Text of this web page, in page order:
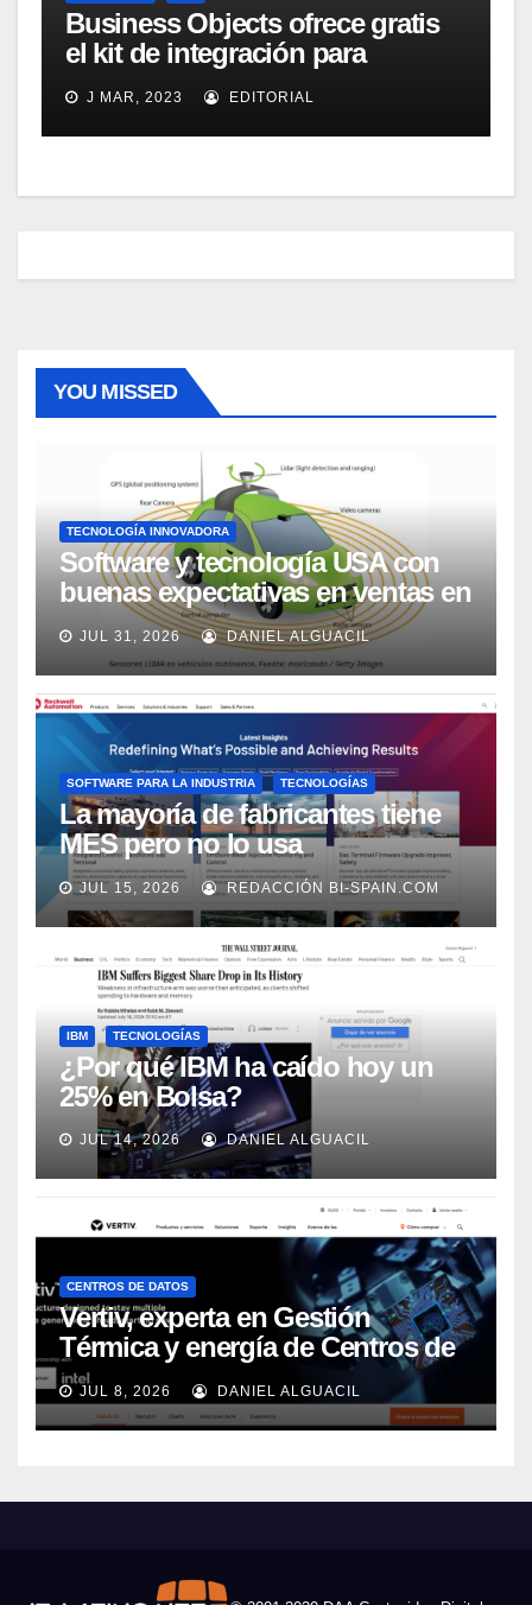
Business Objects ofrece gratis
el kit de integración para
Micrososft Office SharePoint
Server 2007
J MAR, 2023 EDITORIAL
YOU MISSED
TECNOLOGÍA INNOVADORA
Software y tecnología USA con
buenas expectativas en ventas en
los próximos 2 años, según
Market Watch
JUL 31, 2026 DANIEL ALGUACIL
SOFTWARE PARA LA INDUSTRIA TECNOLOGÍAS
La mayoría de fabricantes tiene
MES pero no lo usa
adecuadamente, según Rockwell
Automation
JUL 15, 2026 REDACCIÓN BI-SPAIN.COM
IBM TECNOLOGÍAS
¿Por qué IBM ha caído hoy un
25% en Bolsa?
JUL 14, 2026 DANIEL ALGUACIL
CENTROS DE DATOS
Vertiv, experta en Gestión
Térmica y energía de Centros de
Datos, sigue su crecimiento
imparable
JUL 8, 2026 DANIEL ALGUACIL